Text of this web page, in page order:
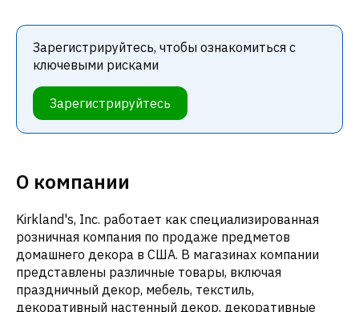
Зарегистрируйтесь, чтобы ознакомиться с
ключевыми рисками
Зарегистрируйтесь
О компании
Kirkland's, Inc. работает как специализированная
розничная компания по продаже предметов
домашнего декора в США. В магазинах компании
представлены различные товары, включая
праздничный декор, мебель, текстиль,
декоративный настенный декор, декоративные